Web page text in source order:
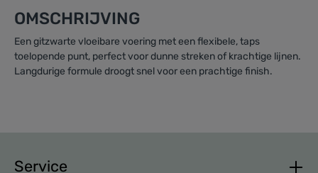
OMSCHRIJVING
Een gitzwarte vloeibare voering met een flexibele, taps
toelopende punt, perfect voor dunne streken of krachtige lijnen.
Langdurige formule droogt snel voor een prachtige finish.
Service